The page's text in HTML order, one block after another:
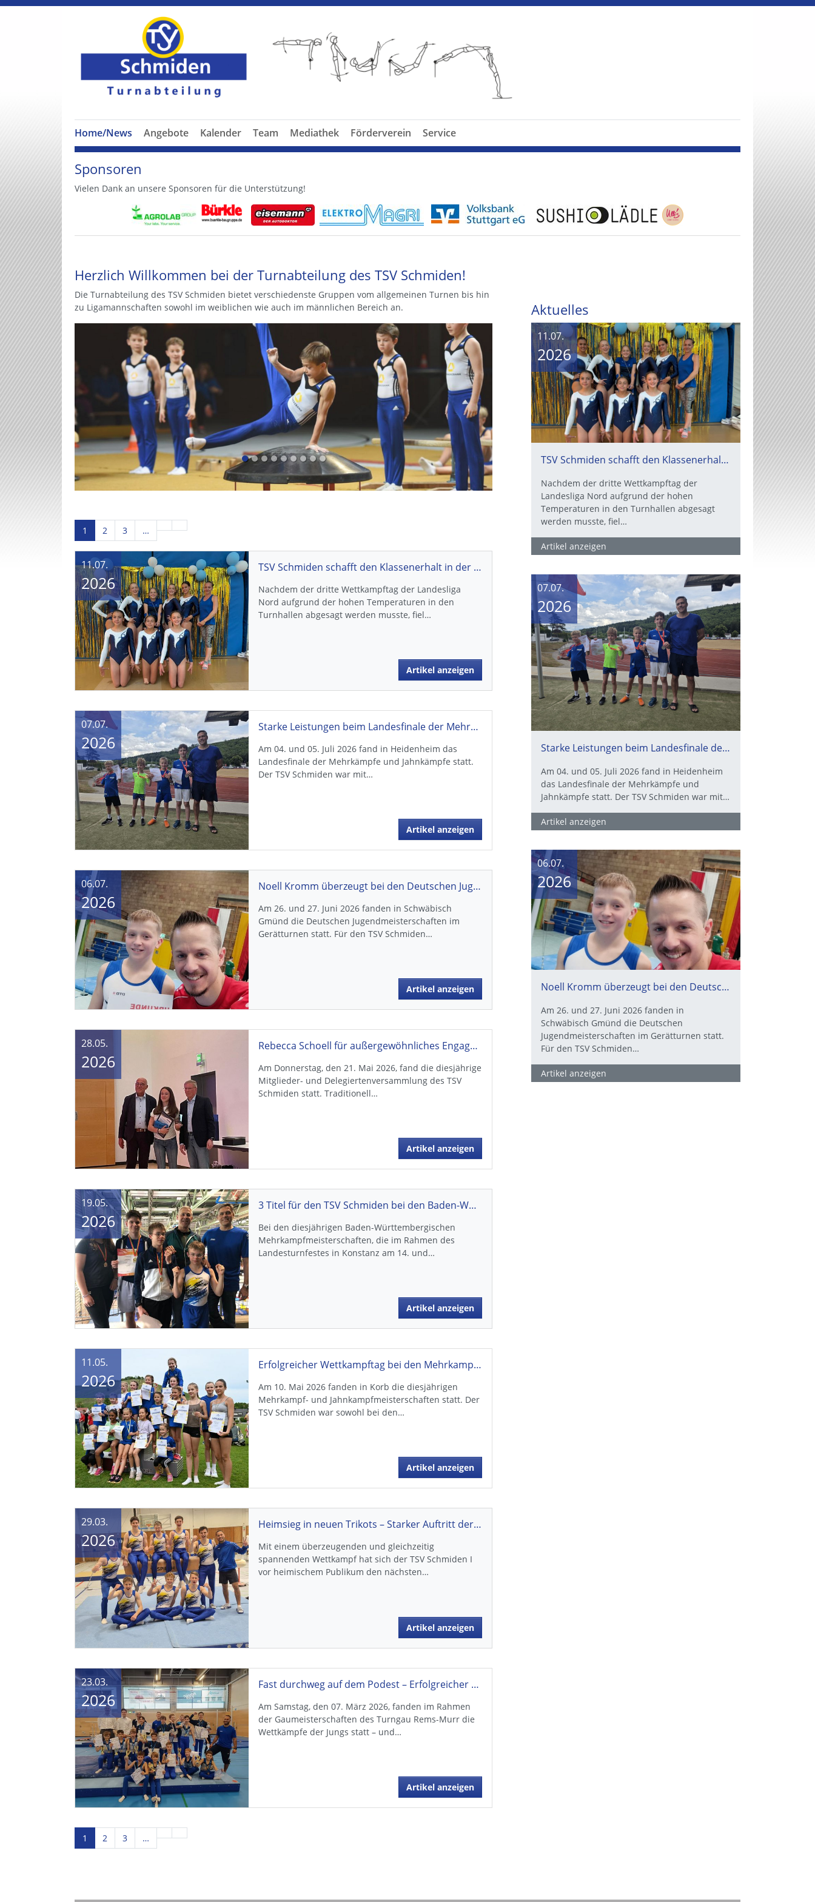
Home/News Angebote Kalender Team Mediathek Förderverein Service
Sponsoren
Vielen Dank an unsere Sponsoren für die Unterstützung!
Herzlich Willkommen bei der Turnabteilung des TSV Schmiden!
Die Turnabteilung des TSV Schmiden bietet verschiedenste Gruppen vom allgemeinen Turnen bis hin
zu Ligamannschaften sowohl im weiblichen wie auch im männlichen Bereich an.
1 2 3 …
TSV Schmiden schafft den Klassenerhalt in der Landesliga – Nervenkrimi endet mit Happy End
Nachdem der dritte Wettkampftag der Landesliga
Nord aufgrund der hohen Temperaturen in den
Turnhallen abgesagt werden musste, fiel…
Artikel anzeigen
11.07.
2026
Starke Leistungen beim Landesfinale der Mehrkämpfe und Jahnkämpfe in Heidenheim
Am 04. und 05. Juli 2026 fand in Heidenheim das
Landesfinale der Mehrkämpfe und Jahnkämpfe statt.
Der TSV Schmiden war mit…
Artikel anzeigen
07.07.
2026
Noell Kromm überzeugt bei den Deutschen Jugendmeisterschaften
Am 26. und 27. Juni 2026 fanden in Schwäbisch
Gmünd die Deutschen Jugendmeisterschaften im
Gerätturnen statt. Für den TSV Schmiden…
Artikel anzeigen
06.07.
2026
Rebecca Schoell für außergewöhnliches Engagement ausgezeichnet
Am Donnerstag, den 21. Mai 2026, fand die diesjährige
Mitglieder- und Delegiertenversammlung des TSV
Schmiden statt. Traditionell…
Artikel anzeigen
28.05.
2026
3 Titel für den TSV Schmiden bei den Baden-Württembergischen Mehrkampfmeisterschaften
Bei den diesjährigen Baden-Württembergischen
Mehrkampfmeisterschaften, die im Rahmen des
Landesturnfestes in Konstanz am 14. und…
Artikel anzeigen
19.05.
2026
Erfolgreicher Wettkampftag bei den Mehrkampf- und Jahnkampfmeisterschaften in Korb
Am 10. Mai 2026 fanden in Korb die diesjährigen
Mehrkampf- und Jahnkampfmeisterschaften statt. Der
TSV Schmiden war sowohl bei den…
Artikel anzeigen
11.05.
2026
Heimsieg in neuen Trikots – Starker Auftritt der Oberliga-Turner
Mit einem überzeugenden und gleichzeitig
spannenden Wettkampf hat sich der TSV Schmiden I
vor heimischem Publikum den nächsten…
Artikel anzeigen
29.03.
2026
Fast durchweg auf dem Podest – Erfolgreicher Samstag für die Schmidener Turner
Am Samstag, den 07. März 2026, fanden im Rahmen
der Gaumeisterschaften des Turngau Rems-Murr die
Wettkämpfe der Jungs statt – und…
Artikel anzeigen
23.03.
2026
1 2 3 …
Aktuelles
11.07.
2026
TSV Schmiden schafft den Klassenerhalt in der Landesliga – Nervenkrimi endet mit Happy End
Nachdem der dritte Wettkampftag der
Landesliga Nord aufgrund der hohen
Temperaturen in den Turnhallen abgesagt
werden musste, fiel…
Artikel anzeigen
07.07.
2026
Starke Leistungen beim Landesfinale der Mehrkämpfe und Jahnkämpfe in Heidenheim
Am 04. und 05. Juli 2026 fand in Heidenheim
das Landesfinale der Mehrkämpfe und
Jahnkämpfe statt. Der TSV Schmiden war mit…
Artikel anzeigen
06.07.
2026
Noell Kromm überzeugt bei den Deutschen Jugendmeisterschaften
Am 26. und 27. Juni 2026 fanden in
Schwäbisch Gmünd die Deutschen
Jugendmeisterschaften im Gerätturnen statt.
Für den TSV Schmiden…
Artikel anzeigen